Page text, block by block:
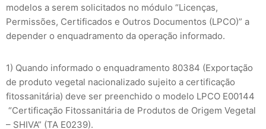
modelos a serem solicitados no módulo “Licenças,
Permissões, Certificados e Outros Documentos (LPCO)” a
depender o enquadramento da operação informado.
1) Quando informado o enquadramento 80384 (Exportação
de produto vegetal nacionalizado sujeito a certificação
fitossanitária) deve ser preenchido o modelo LPCO E00144
“Certificação Fitossanitária de Produtos de Origem Vegetal
– SHIVA” (TA E0239).